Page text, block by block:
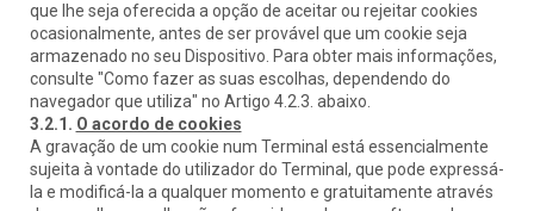
que lhe seja oferecida a opção de aceitar ou rejeitar cookies
ocasionalmente, antes de ser provável que um cookie seja
armazenado no seu Dispositivo. Para obter mais informações,
consulte "Como fazer as suas escolhas, dependendo do
navegador que utiliza" no Artigo 4.2.3. abaixo.
3.2.1. O acordo de cookies
A gravação de um cookie num Terminal está essencialmente
sujeita à vontade do utilizador do Terminal, que pode expressá-
la e modificá-la a qualquer momento e gratuitamente através